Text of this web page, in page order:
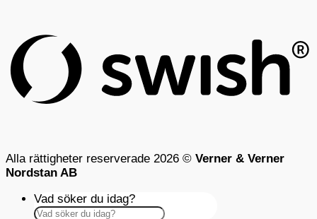
Alla rättigheter reserverade 2026 © Verner & Verner
Nordstan AB
Vad söker du idag?